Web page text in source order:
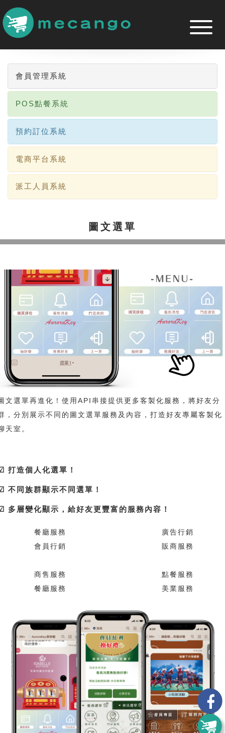
到
主
要
內
會員管理系統
POS點餐系統
預約訂位系統
電商平台系統
派工人員系統
圖文選單
文選單再進化！使用API串接提供更多客製化服務，將好友分
，分別展示不同的圖文選單服務及內容，打造好友專屬客製化
天室。
打造個人化選單！
不同族群顯示不同選單！
多層變化顯示，給好友更豐富的服務內容！
餐廳服務
廣告行銷
會員行銷
販商服務
商售服務
點餐服務
餐廳服務
美業服務